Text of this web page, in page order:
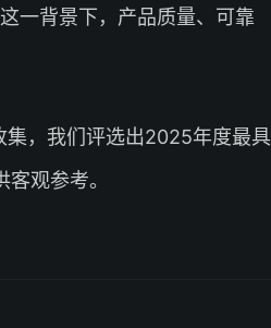
一背景下，产品质量、可靠
，我们评选出2025年度最具
观参考。